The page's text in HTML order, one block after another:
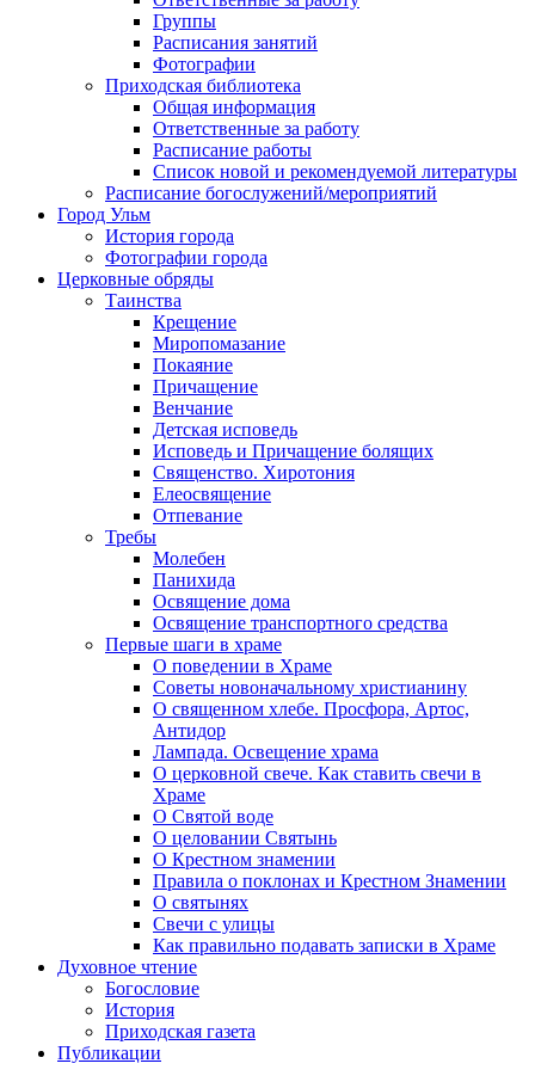
Группы
Расписания занятий
Фотографии
Приходская библиотека
Общая информация
Ответственные за работу
Расписание работы
Список новой и рекомендуемой литературы
Расписание богослужений/мероприятий
Город Ульм
История города
Фотографии города
Церковные обряды
Таинства
Крещение
Миропомазание
Покаяние
Причащение
Венчание
Детская исповедь
Исповедь и Причащение болящих
Священство. Хиротония
Елеосвящение
Отпевание
Требы
Молебен
Панихида
Освящение дома
Освящение транспортного средства
Первые шаги в храме
О поведении в Храме
Советы новоначальному христианину
О священном хлебе. Просфора, Артос,
Антидор
Лампада. Освещение храма
О церковной свече. Как ставить свечи в
Храме
О Святой воде
О целовании Святынь
О Крестном знамении
Правила о поклонах и Крестном Знамении
О святынях
Свечи с улицы
Как правильно подавать записки в Храме
Духовное чтение
Богословие
История
Приходская газета
Публикации